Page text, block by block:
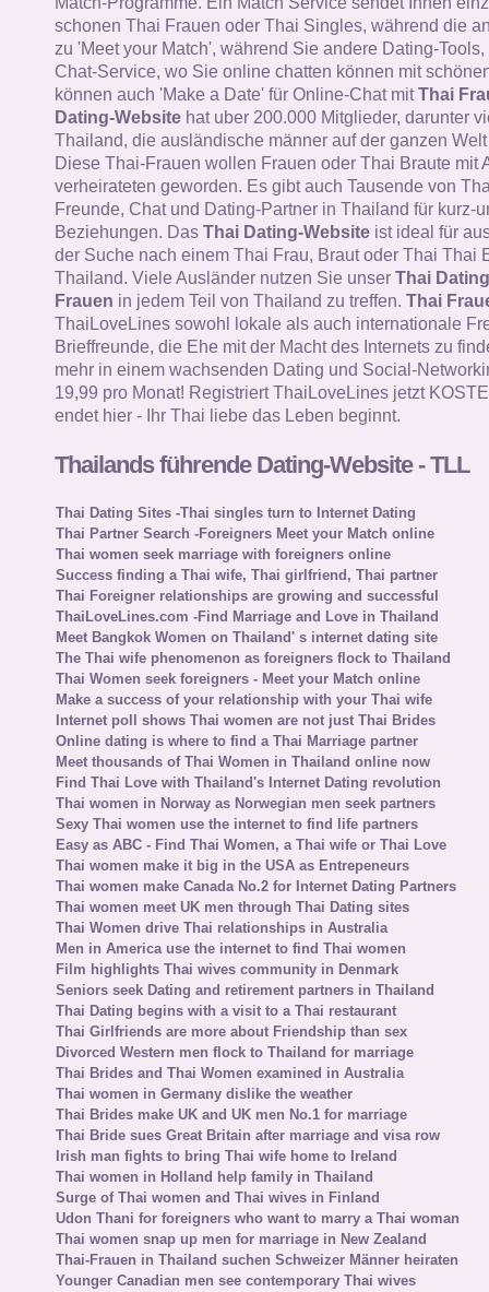
schonen Thai Frauen oder Thai Singles, während die
zu 'Meet your Match', während Sie andere Dating-
Chat-Service, wo Sie online chatten können mit
können auch 'Make a Date' für Online-Chat mitThai
Dating-Websitehat uber 200.000 Mitglieder, darunter
Thailand, die ausländische männer auf der ganzen
Diese Thai-Frauen wollen Frauen oder Thai Braute mit
verheirateten geworden. Es gibt auch Tausende von
Freunde, Chat und Dating-Partner in Thailand für kurz-
Beziehungen. Das Thai Dating-Websiteist ideal für
der Suche nach einem Thai Frau, Braut oder Thai Thai
Thailand. Viele Ausländer nutzen Sie unser Thai
Frauen in jedem Teil von Thailand zu treffen. Thai
ThaiLoveLines sowohl lokale als auch internationale
Brieffreunde, die Ehe mit der Macht des Internets zu
mehr in einem wachsenden Dating und Social-
19,99 pro Monat! Registriert ThaiLoveLines jetzt
endet hier - Ihr Thai liebe das Leben beginnt.
Thailands führende Dating-Website - TLL
Thai Dating Sites -Thai singles turn to Internet Dating
Thai Partner Search -Foreigners Meet your Match online
Thai women seek marriage with foreigners online
Success finding a Thai wife, Thai girlfriend, Thai partner
Thai Foreigner relationships are growing and successful
ThaiLoveLines.com -Find Marriage and Love in Thailand
Meet Bangkok Women on Thailand' s internet dating site
The Thai wife phenomenon as foreigners flock to Thailand
Thai Women seek foreigners - Meet your Match online
Make a success of your relationship with your Thai wife
Internet poll shows Thai women are not just Thai Brides
Online dating is where to find a Thai Marriage partner
Meet thousands of Thai Women in Thailand online now
Find Thai Love with Thailand's Internet Dating revolution
Thai women in Norway as Norwegian men seek partners
Sexy Thai women use the internet to find life partners
Easy as ABC - Find Thai Women, a Thai wife or Thai Love
Thai women make it big in the USA as Entrepeneurs
Thai women make Canada No.2 for Internet Dating Partners
Thai women meet UK men through Thai Dating sites
Thai Women drive Thai relationships in Australia
Men in America use the internet to find Thai women
Film highlights Thai wives community in Denmark
Seniors seek Dating and retirement partners in Thailand
Thai Dating begins with a visit to a Thai restaurant
Thai Girlfriends are more about Friendship than sex
Divorced Western men flock to Thailand for marriage
Thai Brides and Thai Women examined in Australia
Thai women in Germany dislike the weather
Thai Brides make UK and UK men No.1 for marriage
Thai Bride sues Great Britain after marriage and visa row
Irish man fights to bring Thai wife home to Ireland
Thai women in Holland help family in Thailand
Surge of Thai women and Thai wives in Finland
Udon Thani for foreigners who want to marry a Thai woman
Thai women snap up men for marriage in New Zealand
Thai-Frauen in Thailand suchen Schweizer Männer heiraten
Younger Canadian men see contemporary Thai wives